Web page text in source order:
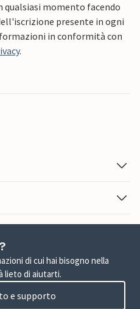
momento facendo
presente in ogni
in conformità con
.
di cui hai bisogno nella
lieto di aiutarti.
e supporto